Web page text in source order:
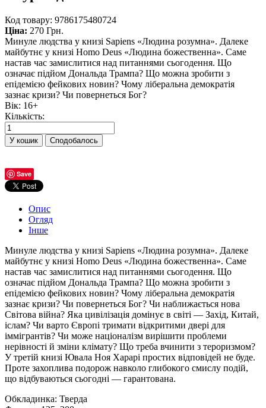
Код товару: 9786175480724
Ціна: 270 Грн.
Минуле людства у книзі Sapiens «Людина розумна». Далеке
майбутнє у книзі Homo Deus «Людина божественна». Саме
настав час замислитися над питаннями сьогодення. Що
означає підйом Дональда Трампа? Що можна зробити з
епідемією фейкових новин? Чому ліберальна демократія
зазнає кризи? Чи повернеться Бог?
Вік: 16+
Кількість:
Сподобалось
Save
Опис
Огляд
Інше
Минуле людства у книзі Sapiens «Людина розумна». Далеке
майбутнє у книзі Homo Deus «Людина божественна». Саме
настав час замислитися над питаннями сьогодення. Що
означає підйом Дональда Трампа? Що можна зробити з
епідемією фейкових новин? Чому ліберальна демократія
зазнає кризи? Чи повернеться Бог? Чи наближається нова
Світова війна? Яка цивілізація домінує в світі — Захід, Китай,
іслам? Чи варто Європі тримати відкритими двері для
іммігрантів? Чи може націоналізм вирішити проблеми
нерівності й зміни клімату? Що треба вчинити з тероризмом?
У третій книзі Ювала Ноя Харарі простих відповідей не буде.
Проте захоплива подорож навколо глибокого смислу подій,
що відбуваються сьогодні — гарантована.
Обкладинка: Тверда